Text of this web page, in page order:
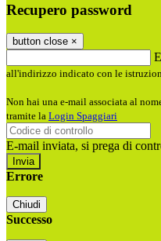
Recupero password
button close ×
all'indirizzo indicato con le
Non hai una e-mail associata al
tramite la Login Spaggiari
E-mail inviata, si prega di
Errore
Chiudi
Successo